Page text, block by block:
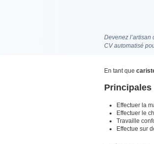
Devenez l’artisan
CV automatisé
En tant que
Effectuer la
Effectuer le
Travaille
Effectue sur